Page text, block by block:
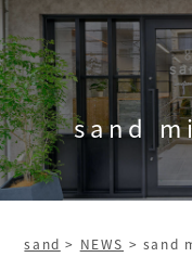
sand
sand > NEWS > sand